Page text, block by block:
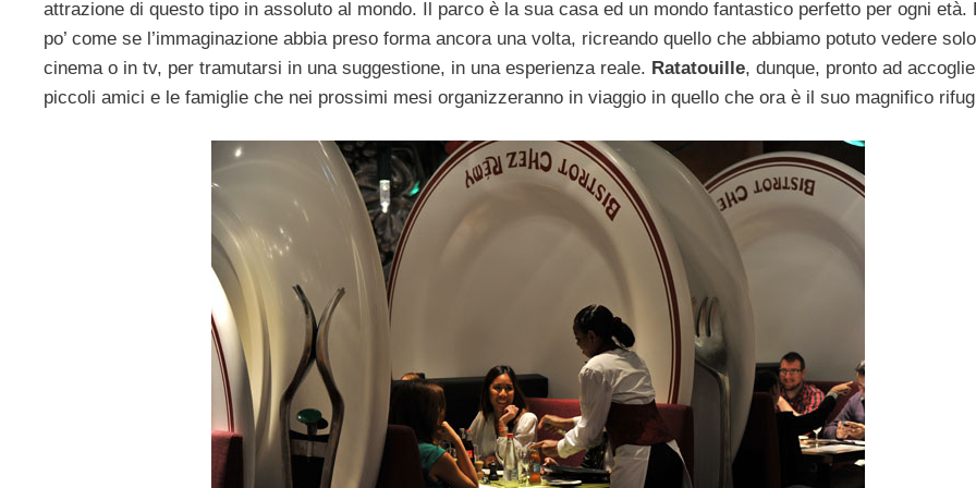
attrazione di questo tipo in assoluto al mondo. Il parco è la sua casa ed un mondo fantastico perfetto per ogni età.
po’ come se l’immaginazione abbia preso forma ancora una volta, ricreando quello che abbiamo potuto vedere
cinema o in tv, per tramutarsi in una suggestione, in una esperienza reale. Ratatouille, dunque, pronto ad
piccoli amici e le famiglie che nei prossimi mesi organizzeranno in viaggio in quello che ora è il suo magnifico